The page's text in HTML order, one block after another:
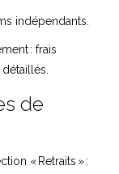
indépendants.
: frais
de
« Retraits » :